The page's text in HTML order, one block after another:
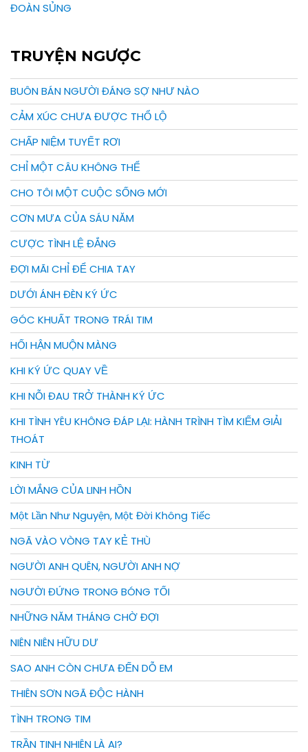
ĐOÀN SỦNG
TRUYỆN NGƯỢC
BUÔN BÁN NGƯỜI ĐÁNG SỢ NHƯ NÀO
CẢM XÚC CHƯA ĐƯỢC THỔ LỘ
CHẤP NIỆM TUYẾT RƠI
CHỈ MỘT CÂU KHÔNG THỂ
CHO TÔI MỘT CUỘC SỐNG MỚI
CƠN MƯA CỦA SÁU NĂM
CƯỢC TÌNH LỆ ĐẮNG
ĐỢI MÃI CHỈ ĐỂ CHIA TAY
DƯỚI ÁNH ĐÈN KÝ ỨC
GÓC KHUẤT TRONG TRÁI TIM
HỐI HẬN MUỘN MÀNG
KHI KÝ ỨC QUAY VỀ
KHI NỖI ĐAU TRỞ THÀNH KÝ ỨC
KHI TÌNH YÊU KHÔNG ĐÁP LẠI: HÀNH TRÌNH TÌM KIẾM GIẢI
THOÁT
KINH TỪ
LỜI MẮNG CỦA LINH HỒN
Một Lần Như Nguyện, Một Đời Không Tiếc
NGÃ VÀO VÒNG TAY KẺ THÙ
NGƯỜI ANH QUÊN, NGƯỜI ANH NỢ
NGƯỜI ĐỨNG TRONG BÓNG TỐI
NHỮNG NĂM THÁNG CHỜ ĐỢI
NIÊN NIÊN HỮU DƯ
SAO ANH CÒN CHƯA ĐẾN DỖ EM
THIÊN SƠN NGÃ ĐỘC HÀNH
TÌNH TRONG TIM
TRẦN TINH NHIÊN LÀ AI?